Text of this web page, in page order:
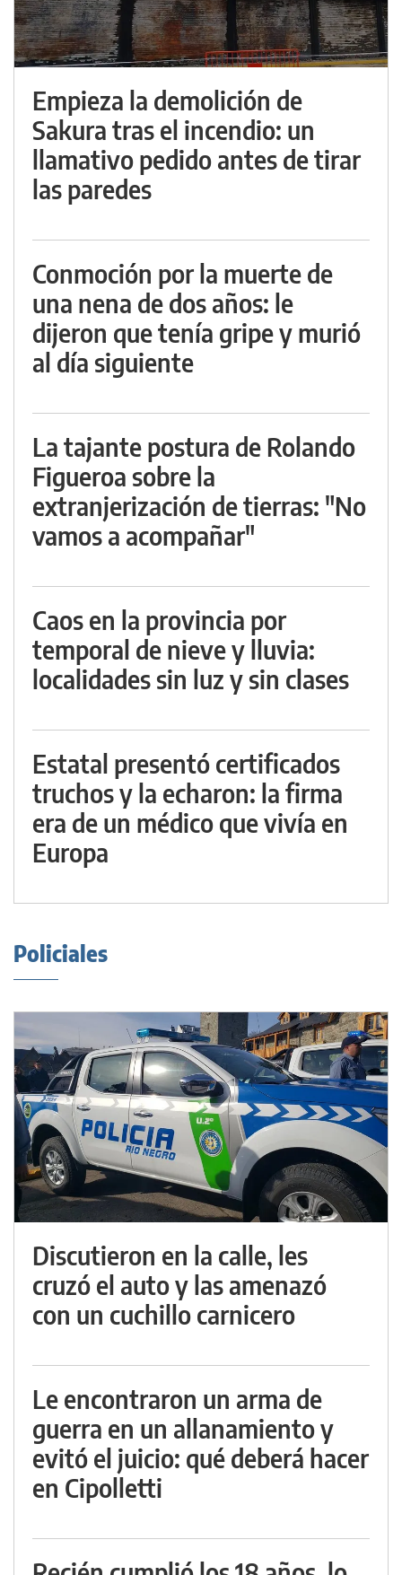
Empieza la demolición de
Sakura tras el incendio: un
llamativo pedido antes de tirar
las paredes
Conmoción por la muerte de
una nena de dos años: le
dijeron que tenía gripe y murió
al día siguiente
La tajante postura de Rolando
Figueroa sobre la
extranjerización de tierras: "No
vamos a acompañar"
Caos en la provincia por
temporal de nieve y lluvia:
localidades sin luz y sin clases
Estatal presentó certificados
truchos y la echaron: la firma
era de un médico que vivía en
Europa
Policiales
Discutieron en la calle, les
cruzó el auto y las amenazó
con un cuchillo carnicero
Le encontraron un arma de
guerra en un allanamiento y
evitó el juicio: qué deberá hacer
en Cipolletti